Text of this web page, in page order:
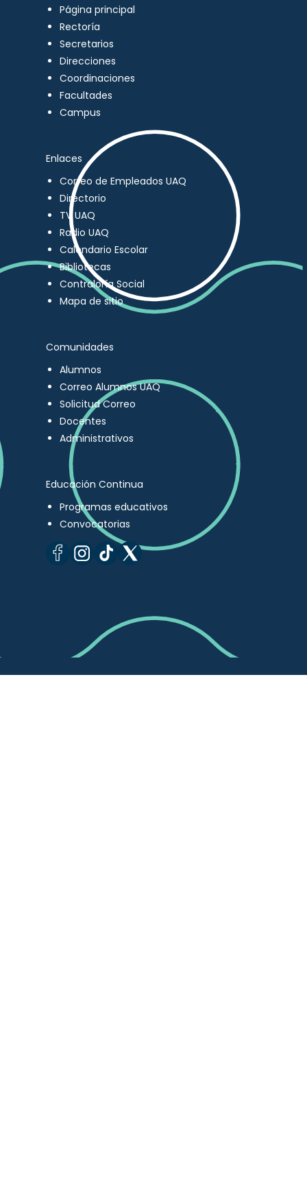
Página principal
Rectoría
Secretarios
Direcciones
Coordinaciones
Facultades
Campus
Enlaces
Correo de Empleados UAQ
Directorio
TV UAQ
Radio UAQ
Calendario Escolar
Bibliotecas
Contraloría Social
Mapa de sitio
Comunidades
Alumnos
Correo Alumnos UAQ
Solicitud Correo
Docentes
Administrativos
Educación Continua
Programas educativos
Convocatorias